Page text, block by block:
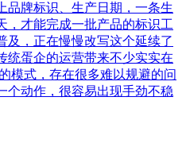
品牌标识、生产日期，一条生
，才能完成一批产品的标识工
及，正在慢慢改写这个延续了
统蛋企的运营带来不少实实在
模式，存在很多难以规避的问
个动作，很容易出现手劲不稳